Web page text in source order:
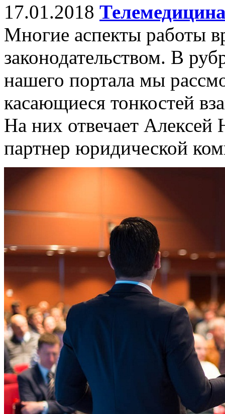
17.01.2018
Многие аспекты работы
законодательством. В
нашего портала мы
касающиеся тонкостей
На них отвечает
партнер юридической